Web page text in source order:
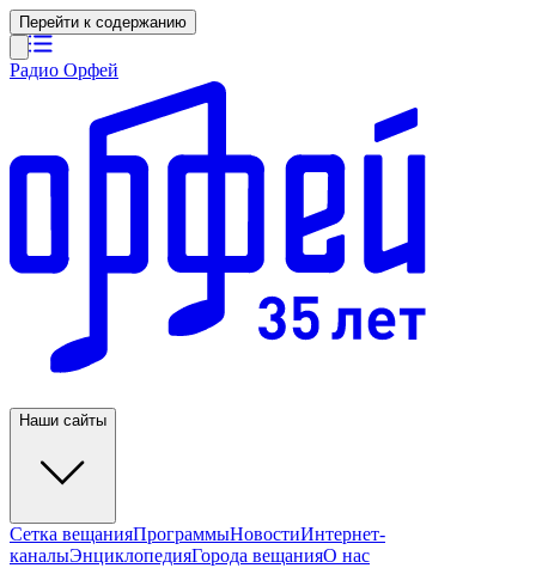
Перейти к содержанию
Радио Орфей
Наши сайты
Сетка вещанияПрограммыНовостиИнтернет-
каналыЭнциклопедияГорода вещанияО нас